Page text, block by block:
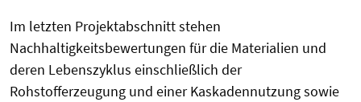
Im letzten Projektabschnitt stehen
Nachhaltigkeitsbewertungen für die Materialien und
deren Lebenszyklus einschließlich der
Rohstofferzeugung und einer Kaskadennutzung sowie